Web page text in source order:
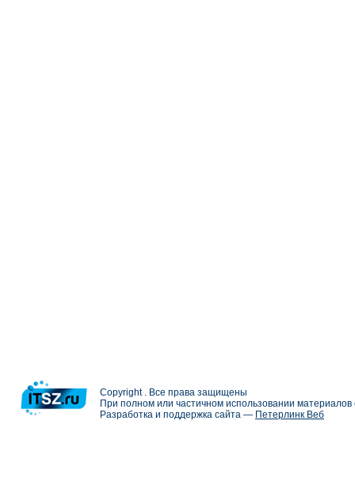
Copyright . Все права защищены
При полном или частичном использовании
Разработка и поддержка сайта — Петерлинк Веб